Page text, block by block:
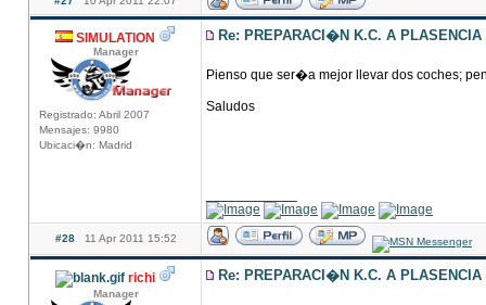
SIMULATION
Manager
Registrado: Abril 2007
Mensajes: 9980
Ubicaci�n: Madrid
Re: PREPARACI�N K.C. A PLASENCIA
Pienso que ser�a mejor llevar dos coches;
Saludos
#28 11 Apr 2011 15:52
richi
Manager
Re: PREPARACI�N K.C. A PLASENCIA